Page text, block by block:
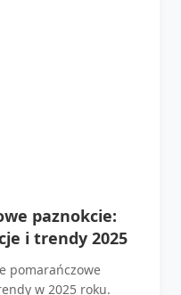
paznokcie:
i trendy 2025
pomarańczowe
w 2025 roku.